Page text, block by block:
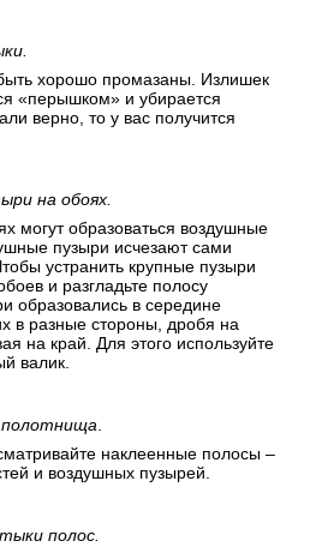
хорошо промазаны. Излишек
«перышком» и убирается
верно, то у вас получится
на обоях.
могут образоваться воздушные
пузыри исчезают сами
устранить крупные пузыри
и разгладьте полосу
образовались в середине
в разные стороны, дробя на
на край. Для этого используйте
валик.
полотнища.
наклеенные полосы –
и воздушных пузырей.
полос.